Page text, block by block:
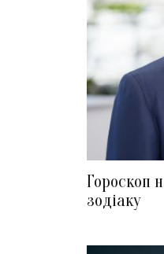
Гороскоп
зодіаку